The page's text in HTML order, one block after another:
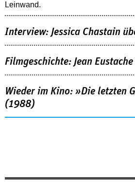
Leinwand.
Interview: Jessica Chastain
Filmgeschichte: Jean Eustache
Wieder im Kino: »Die letzten
(1988)